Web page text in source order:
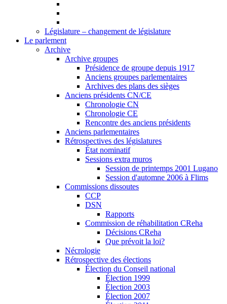
Législature – changement de législature
Le parlement
Archive
Archive groupes
Présidence de groupe depuis 1917
Anciens groupes parlementaires
Archives des plans des sièges
Anciens présidents CN/CE
Chronologie CN
Chronologie CE
Rencontre des anciens présidents
Anciens parlementaires
Rétrospectives des législatures
État nominatif
Sessions extra muros
Session de printemps 2001 Lugano
Session d'automne 2006 à Flims
Commissions dissoutes
CCP
DSN
Rapports
Commission de réhabilitation CReha
Décisions CReha
Que prévoit la loi?
Nécrologie
Rétrospective des élections
Élection du Conseil national
Élection 1999
Élection 2003
Élection 2007